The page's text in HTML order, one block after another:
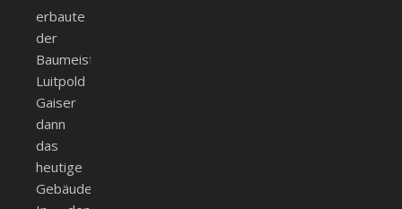
erbaute
der
Baumeister
Luitpold
Gaiser
dann
das
heutige
Gebäude.